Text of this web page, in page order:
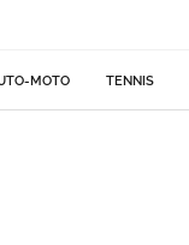
MOTO TENNIS